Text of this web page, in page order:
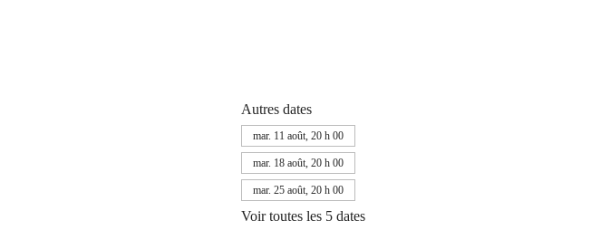
Autres dates
mar. 11 août, 20 h 00
mar. 18 août, 20 h 00
mar. 25 août, 20 h 00
Voir toutes les 5 dates